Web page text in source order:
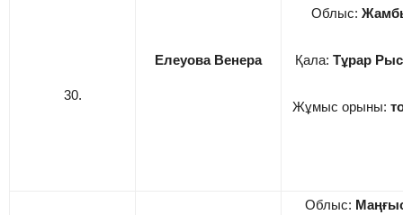
30.
Елеуова Венера
Облыс:
Қала: Тұрар
Жұмыс орыны:
Облыс: